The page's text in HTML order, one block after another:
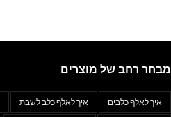
מבחר רחב של מוצרים
איך לאלף כלבים איך לאלף כלב לשבת